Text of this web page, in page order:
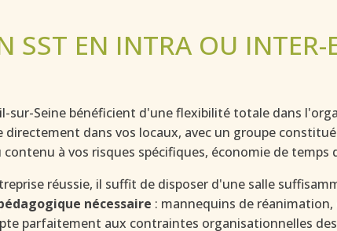
SST EN INTRA OU INTER-
sur-Seine bénéficient d'une flexibilité totale dans
directement dans vos locaux, avec un groupe
à vos risques spécifiques, économie de
réussie, il suffit de disposer d'une salle
nécessaire : mannequins de
parfaitement aux contraintes organisationnelles